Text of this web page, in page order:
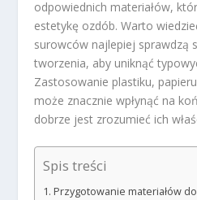
odpowiednich materiałów,
estetykę ozdób. Warto
surowców najlepiej sprawdzą
tworzenia, aby uniknąć
Zastosowanie plastiku,
może znacznie wpłynąć na
dobrze jest zrozumieć ich
Spis treści
Przygotowanie materiałów